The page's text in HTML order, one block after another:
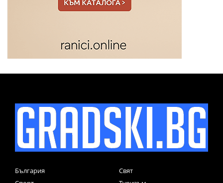
България
Свят